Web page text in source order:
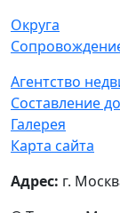
Округа
Агентство
Составление
Галерея
Карта сайта
Адрес: г.